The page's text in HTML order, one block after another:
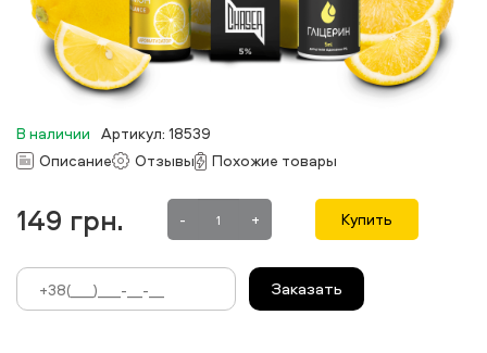
В наличии Артикул: 18539
Описание
Отзывы Похожие товары
149 грн. - + Купить
Заказать